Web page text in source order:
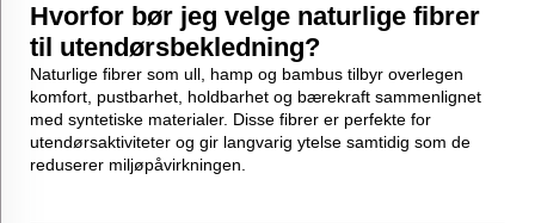
Hvorfor bør jeg velge naturlige fibrer
til utendørsbekledning?
Naturlige fibrer som ull, hamp og bambus tilbyr overlegen
komfort, pustbarhet, holdbarhet og bærekraft sammenlignet
med syntetiske materialer. Disse fibrer er perfekte for
utendørsaktiviteter og gir langvarig ytelse samtidig som de
reduserer miljøpåvirkningen.